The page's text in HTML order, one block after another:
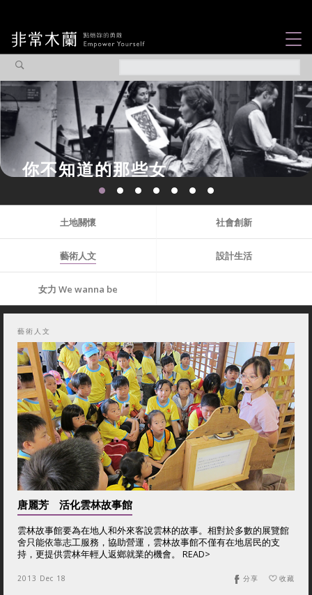
觀點專欄
焦點企劃
社會企業
認識我們
道的那些女
...
土地關懷 社會創新
藝術人文 設計生活
女力 We wanna be
藝術人文
唐麗芳 活化雲林故事館
雲林故事館要為在地人和外來客說雲林的故事。相對於多數的展覽館
舍只能依靠志工服務，協助營運，雲林故事館不僅有在地居民的支
持，更提供雲林年輕人返鄉就業的機會。 READ>
2013 Dec 18 收藏
分享